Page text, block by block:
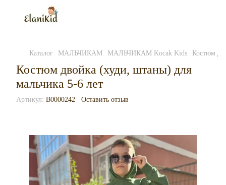
Каталог МАЛЬЧИКАМ МАЛЬЧИКАМ Kocak Kids Костюм
Костюм двойка (худи, штаны) для
мальчика 5-6 лет
Артикул: B0000242 Оставить отзыв